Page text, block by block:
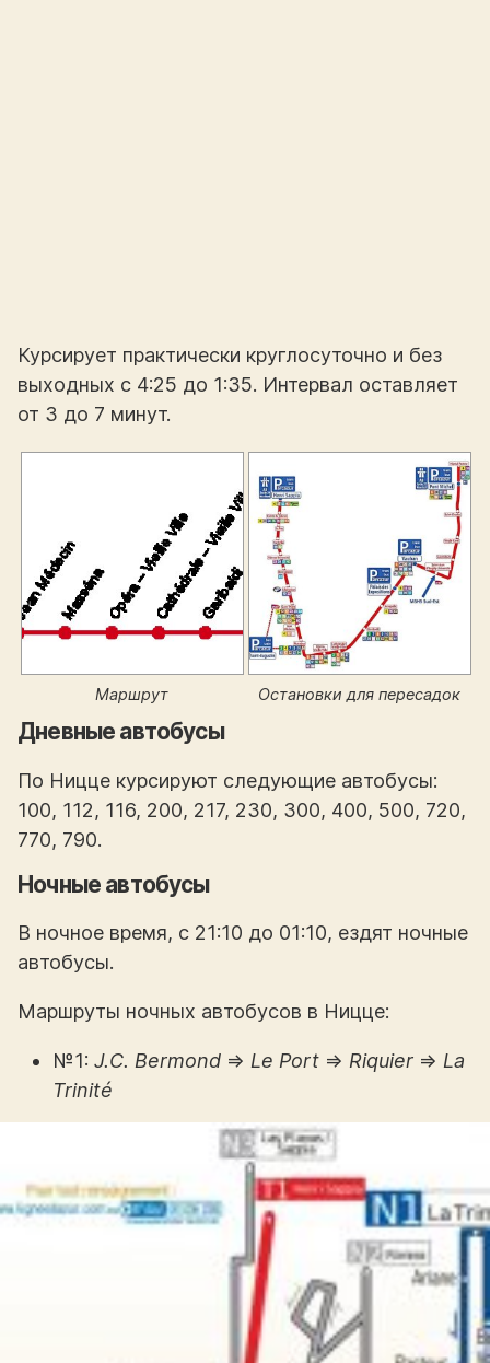
Курсирует практически круглосуточно и без
выходных с 4:25 до 1:35. Интервал оставляет
от 3 до 7 минут.
Маршрут Остановки для пересадок
Дневные автобусы
По Ницце курсируют следующие автобусы:
100, 112, 116, 200, 217, 230, 300, 400, 500, 720,
770, 790.
Ночные автобусы
В ночное время, с 21:10 до 01:10, ездят ночные
автобусы.
Маршруты ночных автобусов в Ницце:
№1: J.C. Bermond ⇒ Le Port ⇒ Riquier ⇒ La
Trinité